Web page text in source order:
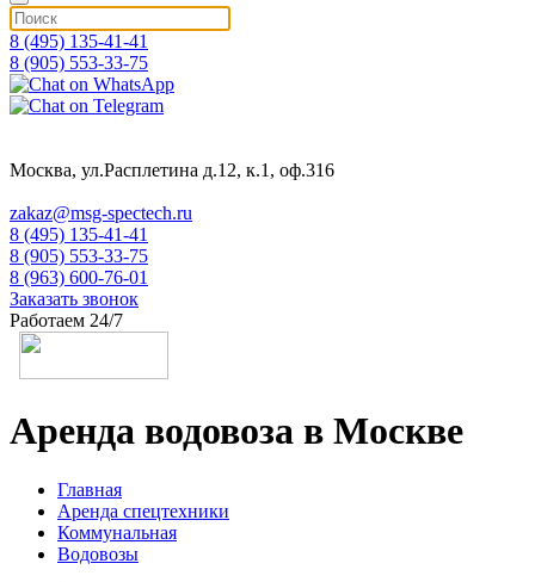
8 (495) 135-41-41
8 (905) 553-33-75
Москва, ул.Расплетина д.12, к.1, оф.316
zakaz@msg-spectech.ru
8 (495) 135-41-41
8 (905) 553-33-75
8 (963) 600-76-01
Заказать звонок
Работаем 24/7
Аренда водовоза в Москве
Главная
Аренда спецтехники
Коммунальная
Водовозы